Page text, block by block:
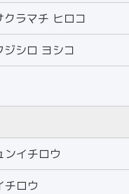
クラマチ ヒロコ
ジシロ ヨシコ
ンイチロウ
チロウ